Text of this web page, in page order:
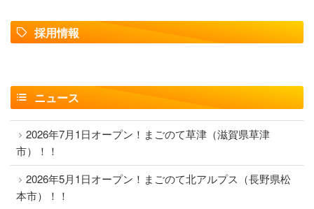
採用情報
ニュース
2026年7月1日オープン！まごのて草津（滋賀県草津
市）！！
2026年5月1日オープン！まごのて北アルプス（長野県松
本市）！！